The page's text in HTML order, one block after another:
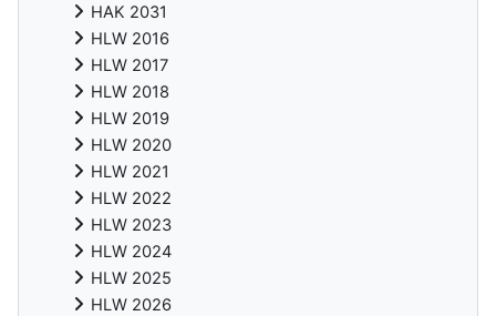
HAK 2031
HLW 2016
HLW 2017
HLW 2018
HLW 2019
HLW 2020
HLW 2021
HLW 2022
HLW 2023
HLW 2024
HLW 2025
HLW 2026